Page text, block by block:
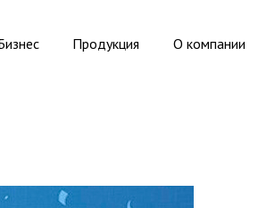
Продукция О компании